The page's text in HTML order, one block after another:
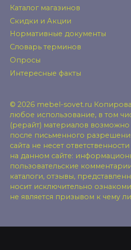
Каталог магазинов
Скидки и Акции
Нормативные документы
Словарь терминов
Опросы
Интересные факты
© 2026 mebel-sovet.ru
любое использование, в том
(рерайт) материалов
после письменного
сайта не несет
на данном сайте:
пользовательские
каталоги, отзывы,
носит исключительно
не является призывом к чему